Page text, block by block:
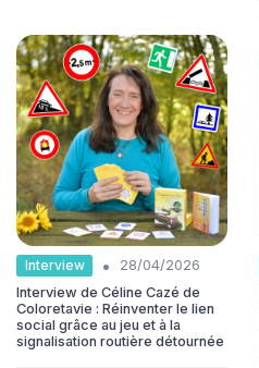
Interview •
28/04/2026
Interview de Céline Cazé de
Coloretavie : Réinventer le lien
social grâce au jeu et à la
signalisation routière détournée